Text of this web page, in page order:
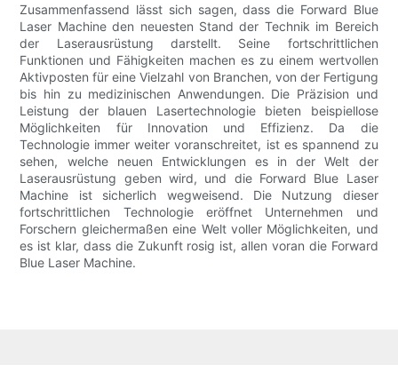
Zusammenfassend lässt sich sagen, dass die Forward Blue
Laser Machine den neuesten Stand der Technik im Bereich
der Laserausrüstung darstellt. Seine fortschrittlichen
Funktionen und Fähigkeiten machen es zu einem wertvollen
Aktivposten für eine Vielzahl von Branchen, von der Fertigung
bis hin zu medizinischen Anwendungen. Die Präzision und
Leistung der blauen Lasertechnologie bieten beispiellose
Möglichkeiten für Innovation und Effizienz. Da die
Technologie immer weiter voranschreitet, ist es spannend zu
sehen, welche neuen Entwicklungen es in der Welt der
Laserausrüstung geben wird, und die Forward Blue Laser
Machine ist sicherlich wegweisend. Die Nutzung dieser
fortschrittlichen Technologie eröffnet Unternehmen und
Forschern gleichermaßen eine Welt voller Möglichkeiten, und
es ist klar, dass die Zukunft rosig ist, allen voran die Forward
Blue Laser Machine.